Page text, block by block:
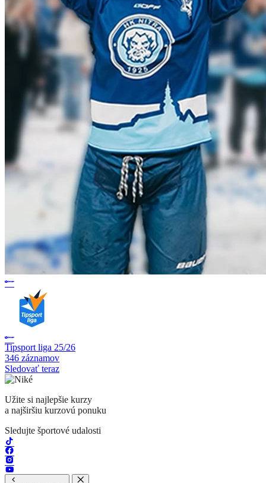
Tipsport liga 25/26
346 záznamov
Sledovať teraz
Užite si najlepšie kurzy
a najširšiu kurzovú ponuku
Sledujte športové udalosti